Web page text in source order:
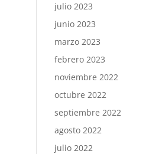
julio 2023
junio 2023
marzo 2023
febrero 2023
noviembre 2022
octubre 2022
septiembre 2022
agosto 2022
julio 2022